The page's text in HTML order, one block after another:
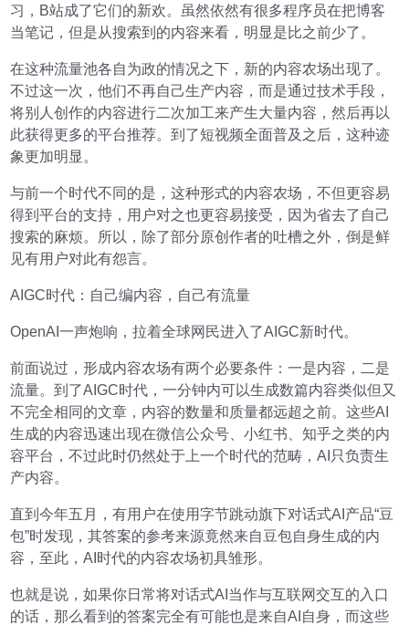
习，B站成了它们的新欢。虽然依然有很多程序员在把博客
当笔记，但是从搜索到的内容来看，明显是比之前少了。
在这种流量池各自为政的情况之下，新的内容农场出现了。
不过这一次，他们不再自己生产内容，而是通过技术手段，
将别人创作的内容进行二次加工来产生大量内容，然后再以
此获得更多的平台推荐。到了短视频全面普及之后，这种迹
象更加明显。
与前一个时代不同的是，这种形式的内容农场，不但更容易
得到平台的支持，用户对之也更容易接受，因为省去了自己
搜索的麻烦。所以，除了部分原创作者的吐槽之外，倒是鲜
见有用户对此有怨言。
AIGC时代：自己编内容，自己有流量
OpenAI一声炮响，拉着全球网民进入了AIGC新时代。
前面说过，形成内容农场有两个必要条件：一是内容，二是
流量。到了AIGC时代，一分钟内可以生成数篇内容类似但又
不完全相同的文章，内容的数量和质量都远超之前。这些AI
生成的内容迅速出现在微信公众号、小红书、知乎之类的内
容平台，不过此时仍然处于上一个时代的范畴，AI只负责生
产内容。
直到今年五月，有用户在使用字节跳动旗下对话式AI产品“豆
包”时发现，其答案的参考来源竟然来自豆包自身生成的内
容，至此，AI时代的内容农场初具雏形。
也就是说，如果你日常将对话式AI当作与互联网交互的入口
的话，那么看到的答案完全有可能也是来自AI自身，而这些